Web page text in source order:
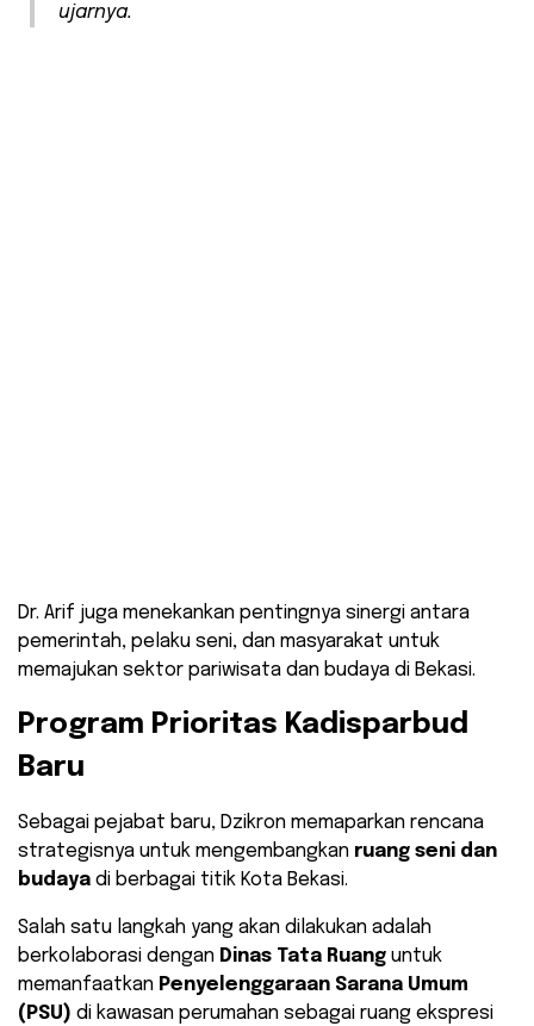
ujarnya.
Dr. Arif juga menekankan pentingnya sinergi antara
pemerintah, pelaku seni, dan masyarakat untuk
memajukan sektor pariwisata dan budaya di Bekasi.
Program Prioritas Kadisparbud
Baru
Sebagai pejabat baru, Dzikron memaparkan rencana
strategisnya untuk mengembangkan ruang seni dan
budaya di berbagai titik Kota Bekasi.
Salah satu langkah yang akan dilakukan adalah
berkolaborasi dengan Dinas Tata Ruang untuk
memanfaatkan Penyelenggaraan Sarana Umum
(PSU) di kawasan perumahan sebagai ruang ekspresi